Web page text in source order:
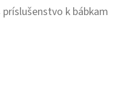
príslušenstvo k bábkam
5 hviezdičiek.